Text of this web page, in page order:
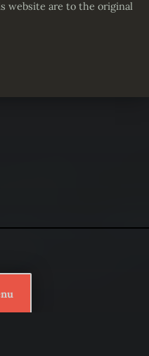
website are to the original